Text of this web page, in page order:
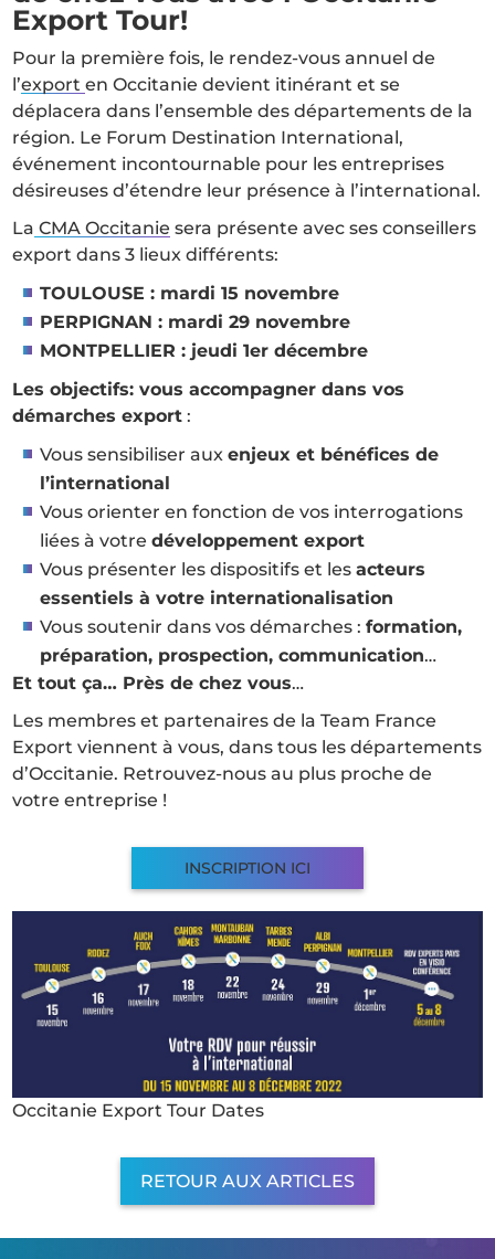
Export Tour!
Pour la première fois, le rendez-vous annuel de
l’exporten Occitanie devient itinérant et se
déplacera dans l’ensemble des départements de la
région. Le Forum Destination International,
événement incontournable pour les entreprises
désireuses d’étendre leur présence à l’international.
La CMA Occitanie sera présente avec ses conseillers
export dans 3 lieux différents:
TOULOUSE : mardi 15 novembre
PERPIGNAN : mardi 29 novembre
MONTPELLIER : jeudi 1er décembre
Les objectifs: vous accompagner dans vos
démarches export :
Vous sensibiliser auxenjeux et bénéfices de
l’international
Vous orienter en fonction de vos interrogations
liées à votredéveloppement export
Vous présenter les dispositifs et lesacteurs
essentiels à votre internationalisation
Vous soutenir dans vos démarches :formation,
préparation, prospection, communication…
Et tout ça… Près de chez vous…
Les membres et partenaires de la Team France
Export viennent à vous, dans tous les départements
d’Occitanie. Retrouvez-nous au plus proche de
votre entreprise !
INSCRIPTION ICI
Occitanie Export Tour Dates
RETOUR AUX ARTICLES